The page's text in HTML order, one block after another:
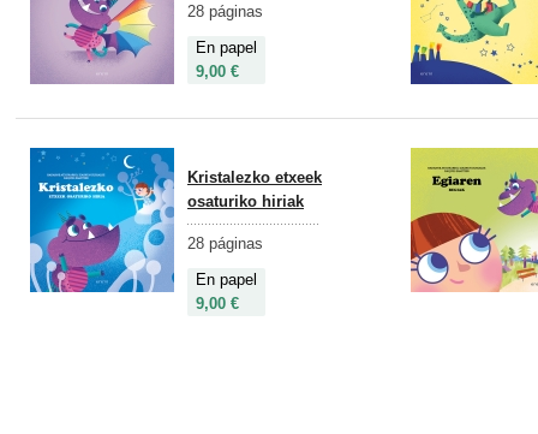
28 páginas
En papel
9,00 €
Kristalezko etxeek
osaturiko hiriak
28 páginas
En papel
9,00 €